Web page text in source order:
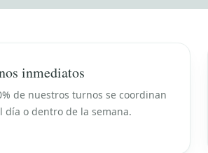
inmediatos
de nuestros turnos se coordinan
día o dentro de la semana.